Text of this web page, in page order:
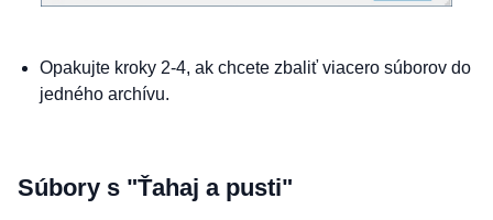
Opakujte kroky 2-4, ak chcete zbaliť viacero súborov do
jedného archívu.
Súbory s "Ťahaj a pusti"